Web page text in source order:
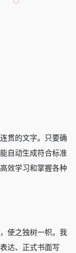
贯的文字。只要确
自动生成符合标准
效学习和掌握各种
使之独树一帜。我
达、正式书面写